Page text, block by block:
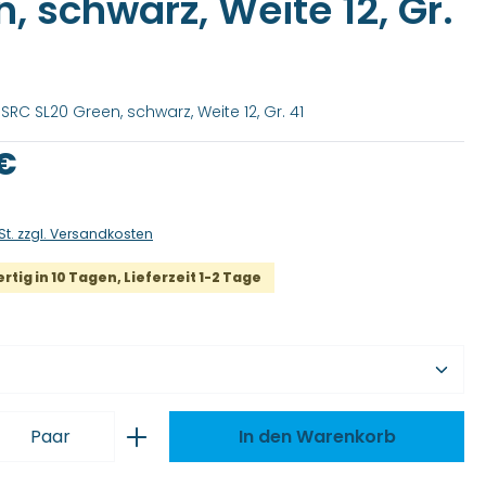
SL20 Green, schwarz, Weite 12, Gr. 41
zzgl. Versandkosten
in 10 Tagen, Lieferzeit 1-2 Tage
Anzahl: Gib den gewünschten
Paar In den Warenkorb